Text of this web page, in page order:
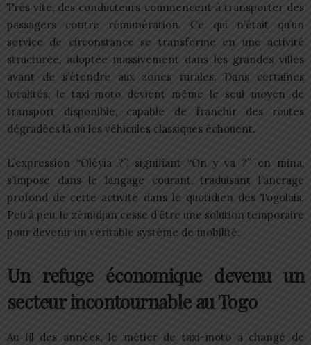
Très vite, des conducteurs commencent à transporter des
passagers contre rémunération. Ce qui n’était qu’un
service de circonstance se transforme en une activité
structurée, adoptée massivement dans les grandes villes
avant de s’étendre aux zones rurales. Dans certaines
localités, le taxi-moto devient même le seul moyen de
transport disponible, capable de franchir des routes
dégradées là où les véhicules classiques échouent.
L’expression “Oléyia ?”, signifiant “On y va ?” en mina,
s’impose dans le langage courant, traduisant l’ancrage
profond de cette activité dans le quotidien des Togolais.
Peu à peu, le zémidjan cesse d’être une solution temporaire
pour devenir un véritable système de mobilité.
Un refuge économique devenu un
secteur incontournable au Togo
Au fil des années, le métier de taxi-moto a changé de